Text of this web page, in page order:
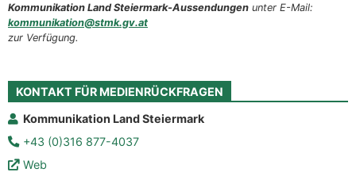
Kommunikation Land Steiermark-Aussendungen unter E-Mail:
kommunikation@stmk.gv.at
zur Verfügung.
KONTAKT FÜR MEDIENRÜCKFRAGEN
Kommunikation Land Steiermark
+43 (0)316 877-4037
Web